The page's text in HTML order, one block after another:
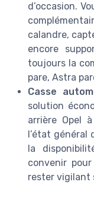
d’occasion.
calandre,
encore
toujours la
pare, Astra
Casse
solution
arrière Opel
l’état général
la
convenir
rester vigilant